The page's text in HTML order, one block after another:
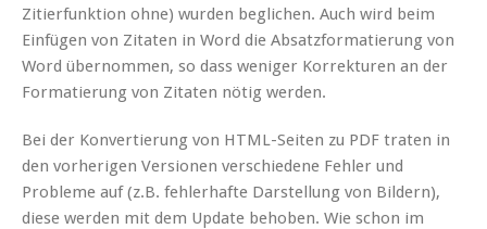
Zitierfunktion ohne) wurden beglichen. Auch wird beim
Einfügen von Zitaten in Word die Absatzformatierung von
Word übernommen, so dass weniger Korrekturen an der
Formatierung von Zitaten nötig werden.
Bei der Konvertierung von HTML-Seiten zu PDF traten in
den vorherigen Versionen verschiedene Fehler und
Probleme auf (z.B. fehlerhafte Darstellung von Bildern),
diese werden mit dem Update behoben. Wie schon im